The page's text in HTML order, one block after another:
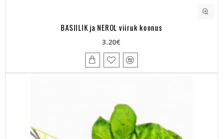
BASIILIK ja NEROL viiruk koonus
3.20€